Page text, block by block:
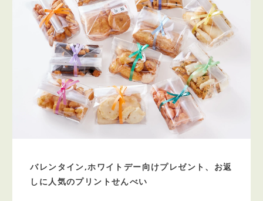
バレンタイン,ホワイトデー向けプレゼント、お返
しに人気のプリントせんべい